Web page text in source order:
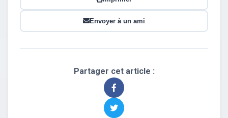
Envoyer à un ami
Partager cet article :